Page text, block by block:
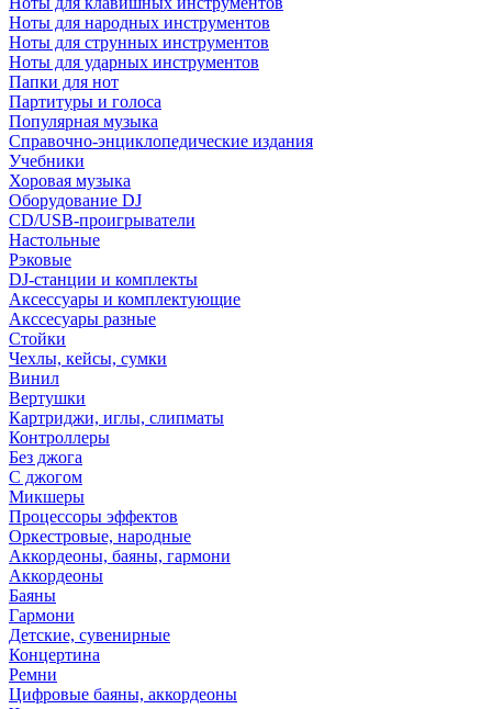
Ноты для народных инструментов
Ноты для струнных инструментов
Ноты для ударных инструментов
Папки для нот
Партитуры и голоса
Популярная музыка
Справочно-энциклопедические издания
Учебники
Хоровая музыка
Оборудование DJ
CD/USB-проигрыватели
Настольные
Рэковые
DJ-станции и комплекты
Аксессуары и комплектующие
Акссесуары разные
Стойки
Чехлы, кейсы, сумки
Винил
Вертушки
Картриджи, иглы, слипматы
Контроллеры
Без джога
С джогом
Микшеры
Процессоры эффектов
Оркестровые, народные
Аккордеоны, баяны, гармони
Аккордеоны
Баяны
Гармони
Детские, сувенирные
Концертина
Ремни
Цифровые баяны, аккордеоны